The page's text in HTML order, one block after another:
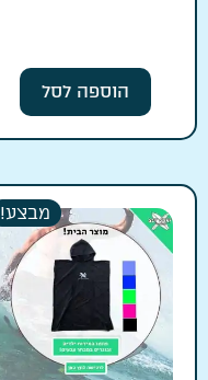
הוספה לסל
מבצע!